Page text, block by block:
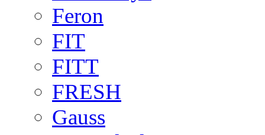
Feron
FIT
FITT
FRESH
Gauss